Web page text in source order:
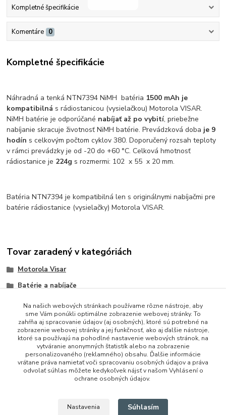
Kompletné špecifikácie
Komentáre 0
Kompletné špecifikácie
Náhradná a tenká NTN7394 NiMH batéria 1500 mAh je
kompatibilná s rádiostanicou (vysielačkou) Motorola VISAR.
NiMH batérie je odporúčané nabíjať až po vybití, priebežne
nabíjanie skracuje životnosť NiMH batérie. Prevádzková doba je 9
hodín s celkovým počtom cyklov 380. Doporučený rozsah teploty
v rámci prevádzky je od -20 do +60 °C. Celková hmotnosť
rádiostanice je 224g s rozmermi: 102 x 55 x 20 mm.
Batéria NTN7394 je kompatibilná len s originálnymi nabíjačmi pre
batérie rádiostanice (vysielačky) Motorola VISAR.
Tovar zaradený v kategóriách
Motorola Visar
Batérie a nabíjače
+421 948 229 224
Na našich webových stránkach používame rôzne nástroje, aby
sme Vám ponúkli optimálne zobrazenie webovej stránky. To
zahŕňa aj spracovanie údajov (aj osobných), ktoré sú potrebné na
zobrazenie webovej stránky a jej funkčnosť, ako aj ďalšie nástroje,
ktoré sa používajú na pohodlné nastavenie webových stránok, na
vytváranie anonymných štatistík alebo na zobrazenie
personalizovaného (reklamného) obsahu. Ďalšie informácie
vrátane práva namietať voči spracovaniu osobných údajov a práva
odvolať súhlas môžete kedykoľvek nájsť v našom Vyhlásení o
ochrane osobných údajov.
Nastavenia Súhlasím